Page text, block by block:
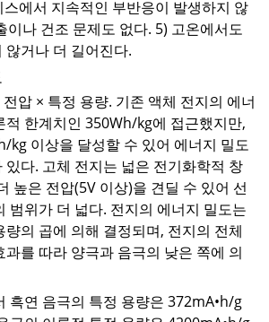
에서 지속적인 부반응이 발생하지 않
이나 건조 문제도 없다. 5) 고온에서도
않거나 더 길어진다.
압 × 특정 용량. 기존 액체 전지의 에너
적 한계치인 350Wh/kg에 접근했지만,
kg 이상을 달성할 수 있어 에너지 밀도
있다. 고체 전지는 넓은 전기화학적 창
높은 전압(5V 이상)을 견딜 수 있어 선
범위가 더 넓다. 전지의 에너지 밀도는
량의 곱에 의해 결정되며, 전지의 전체
과를 따라 양극과 음극의 낮은 쪽에 의
흑연 음극의 특정 용량은 372mA•h/g